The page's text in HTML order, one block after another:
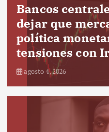
Bancos
dejar que
política
tensiones con
agosto 4, 2026